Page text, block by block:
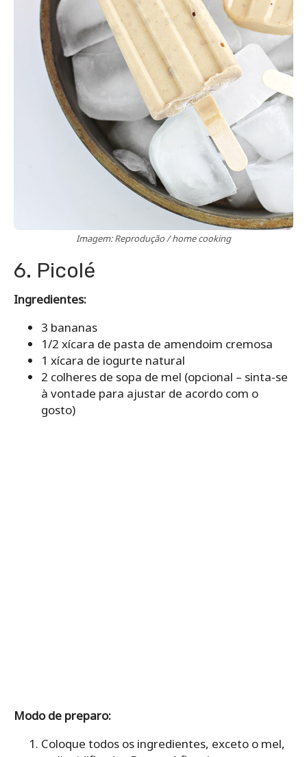
Imagem: Reprodução / home cooking
6. Picolé
Ingredientes:
3 bananas
1/2 xícara de pasta de amendoim cremosa
1 xícara de iogurte natural
2 colheres de sopa de mel (opcional – sinta-se
à vontade para ajustar de acordo com o
gosto)
Modo de preparo:
Coloque todos os ingredientes, exceto o mel,